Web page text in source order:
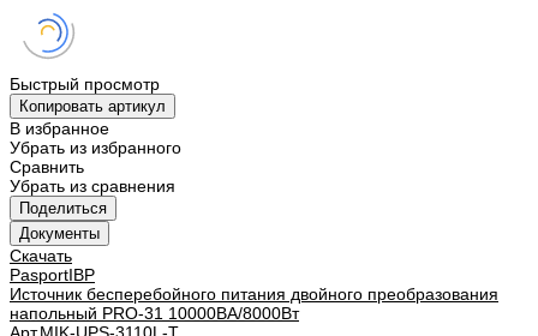
Быстрый просмотр
Копировать артикул
В избранное
Убрать из избранного
Сравнить
Убрать из сравнения
Поделиться
Документы
Скачать
PasportIBP
Источник бесперебойного питания двойного преобразования
напольный PRO-31 10000ВА/8000Вт